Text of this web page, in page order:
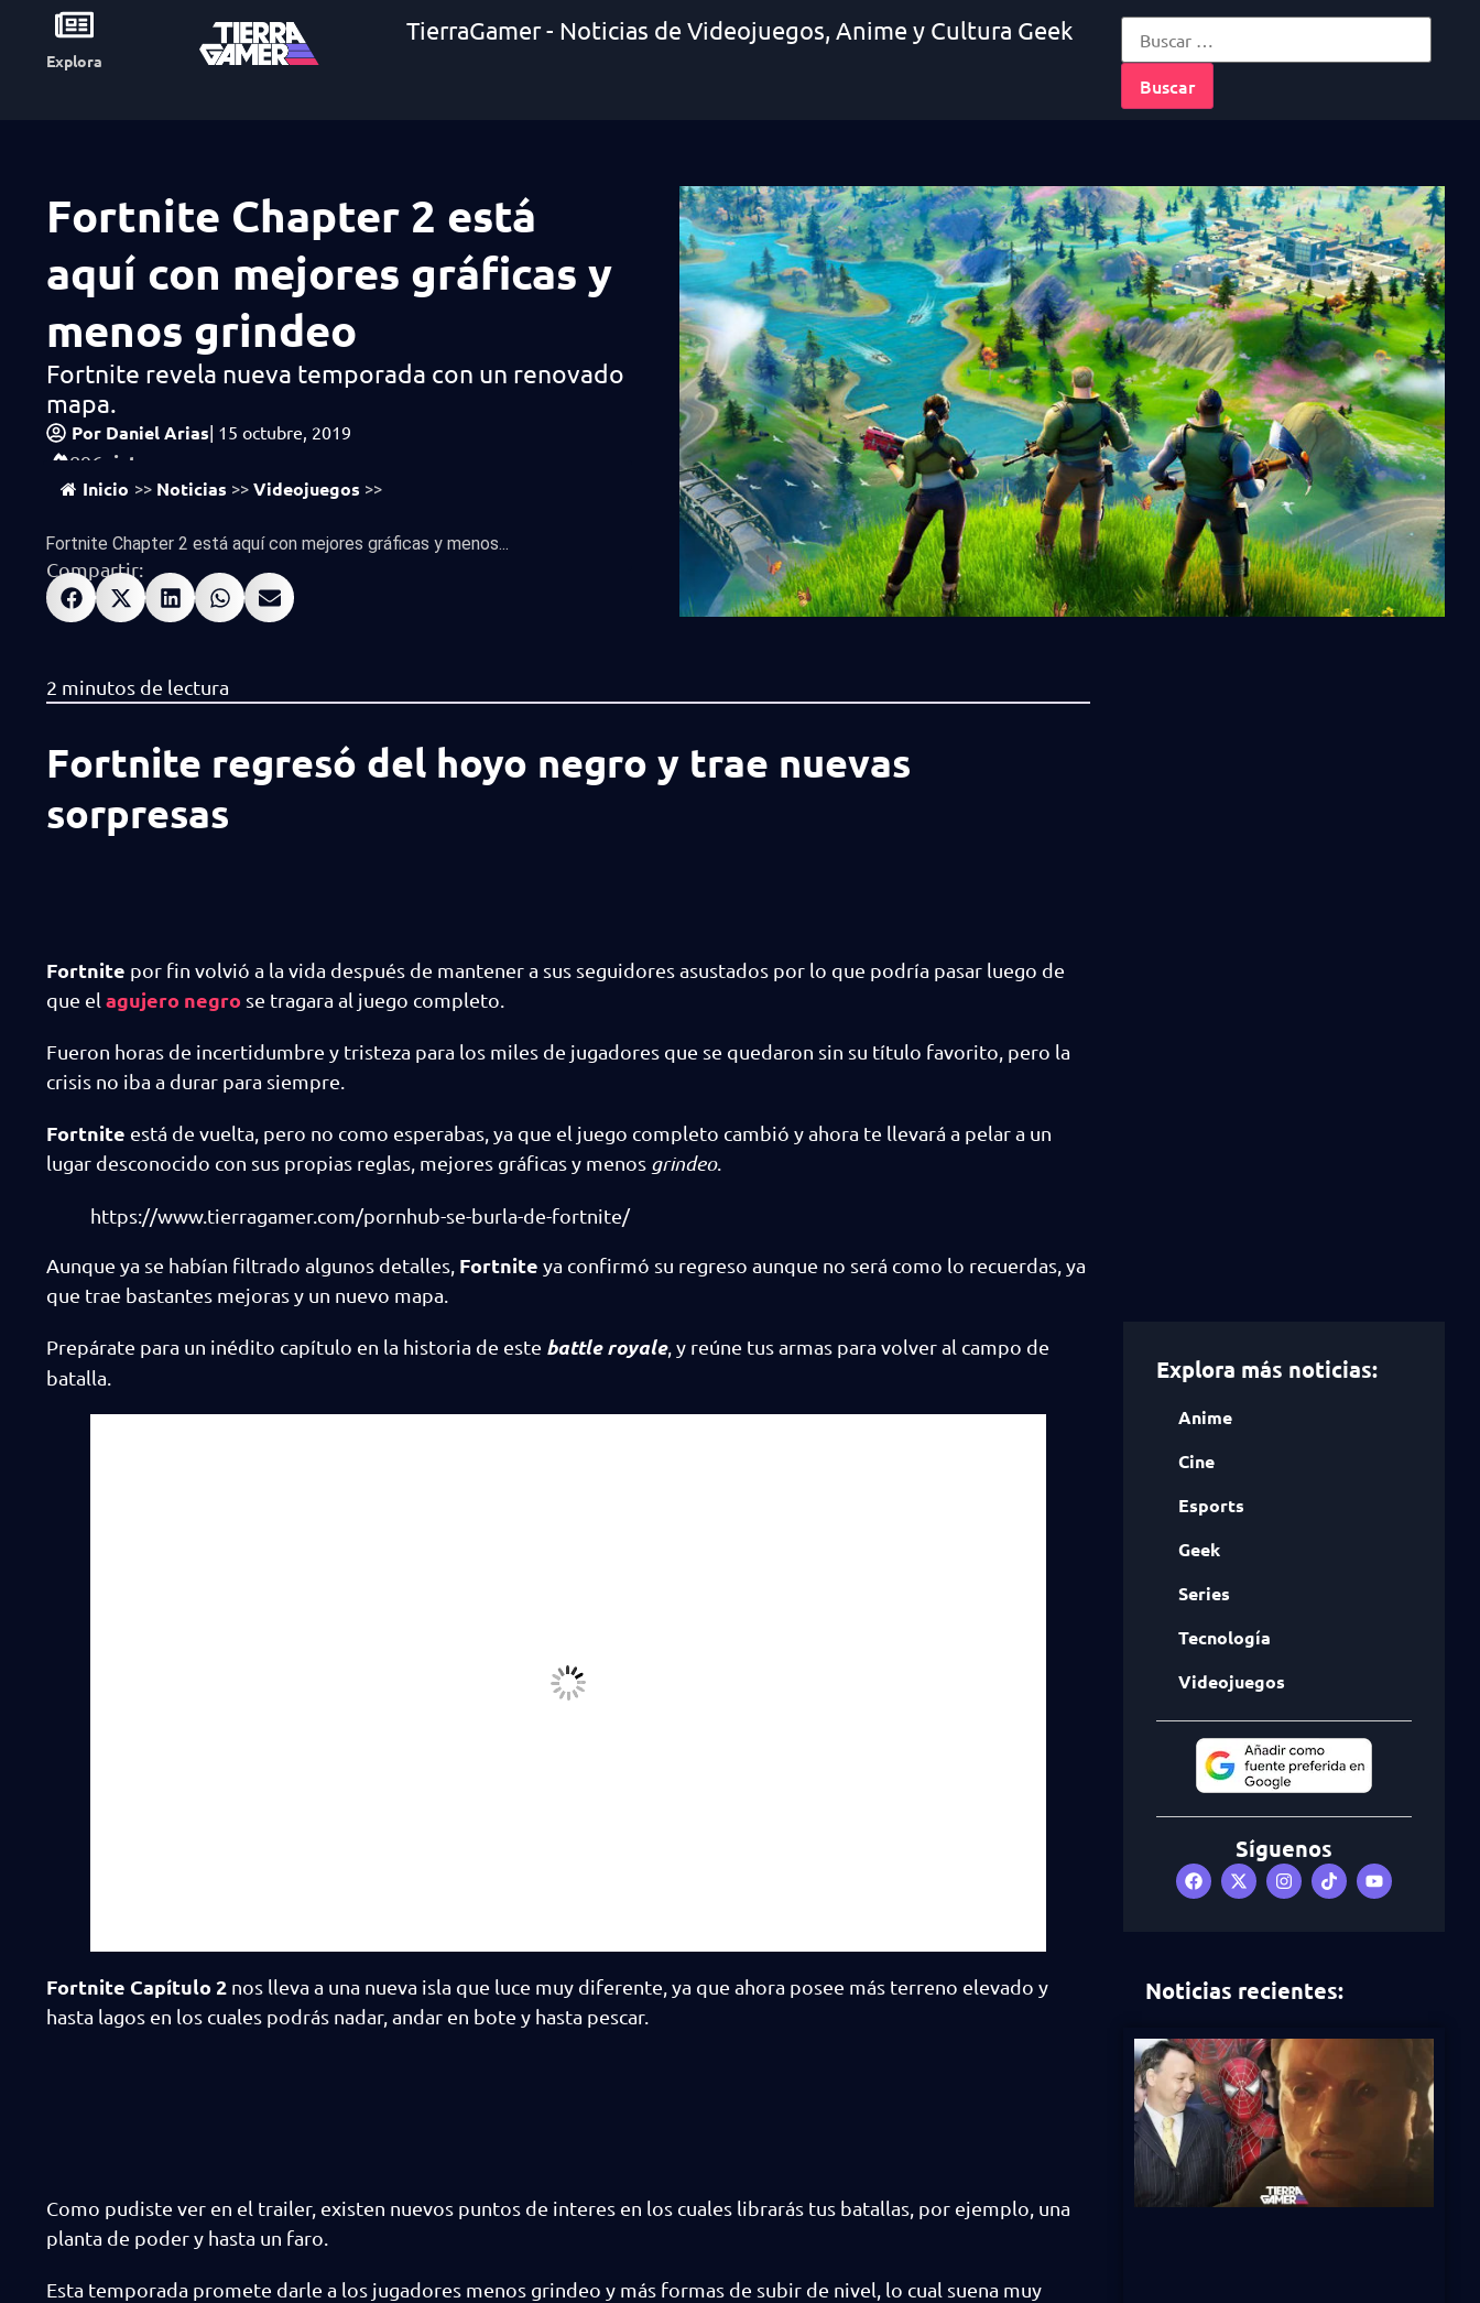
Explora
TierraGamer - Noticias de Videojuegos, Anime y Cultura Geek
Fortnite Chapter 2 está
aquí con mejores gráficas y
menos grindeo
Fortnite revela nueva temporada con un renovado
mapa.
Por Daniel Arias| 15 octubre, 2019
896 vistas
Inicio >> Noticias >> Videojuegos >>
Fortnite Chapter 2 está aquí con mejores gráficas y menos...
Compartir:
Fortnite regresó del hoyo negro y trae nuevas
sorpresas
Fortnite por fin volvió a la vida después de mantener a sus seguidores asustados por lo que podría pasar luego de
que el agujero negro se tragara al juego completo.
Fueron horas de incertidumbre y tristeza para los miles de jugadores que se quedaron sin su título favorito, pero la
crisis no iba a durar para siempre.
Fortnite está de vuelta, pero no como esperabas, ya que el juego completo cambió y ahora te llevará a pelar a un
lugar desconocido con sus propias reglas, mejores gráficas y menos grindeo.
https://www.tierragamer.com/pornhub-se-burla-de-fortnite/
Aunque ya se habían filtrado algunos detalles, Fortnite ya confirmó su regreso aunque no será como lo recuerdas, ya
que trae bastantes mejoras y un nuevo mapa.
Prepárate para un inédito capítulo en la historia de este battle royale, y reúne tus armas para volver al campo de
batalla.
Fortnite Capítulo 2 nos lleva a una nueva isla que luce muy diferente, ya que ahora posee más terreno elevado y
hasta lagos en los cuales podrás nadar, andar en bote y hasta pescar.
Como pudiste ver en el trailer, existen nuevos puntos de interes en los cuales librarás tus batallas, por ejemplo, una
planta de poder y hasta un faro.
Esta temporada promete darle a los jugadores menos grindeo y más formas de subir de nivel, lo cual suena muy
Explora más noticias:
Anime
Cine
Esports
Geek
Series
Tecnología
Videojuegos
Síguenos
Noticias recientes: